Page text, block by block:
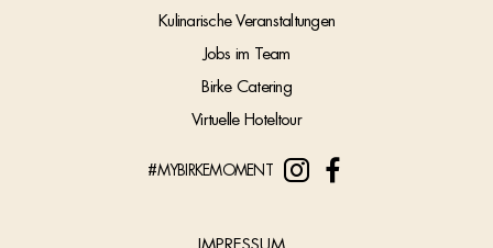
Kulinarische Veranstaltungen
Jobs im Team
Birke Catering
Virtuelle Hoteltour
#MYBIRKEMOMENT